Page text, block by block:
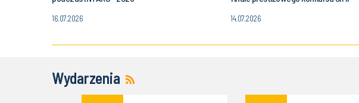
16.07.2026 14.07.2026
Wydarzenia